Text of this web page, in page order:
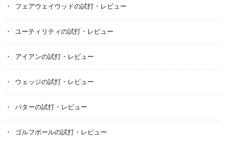
フェアウェイウッドの試打・レビュー
ユーティリティの試打・レビュー
アイアンの試打・レビュー
ウェッジの試打・レビュー
パターの試打・レビュー
ゴルフボールの試打・レビュー